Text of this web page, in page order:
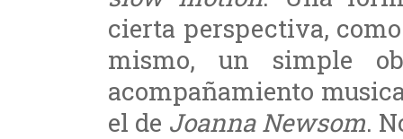
cierta perspectiva,
mismo, un simple
acompañamiento
el de Joanna Newsom.